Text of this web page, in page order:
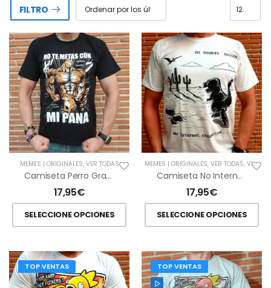
FILTRO
MEMES | ORIGINALES, VER TODAS
Camiseta Perro Grande-Perro Chico
17,95€
SELECCIONE OPCIONES
MEMES | ORIGINALES, VER TODAS, VIDEOJUEGOS
Camiseta No Internet Connection…
17,95€
SELECCIONE OPCIONES
TOP VENTAS TOP VENTAS